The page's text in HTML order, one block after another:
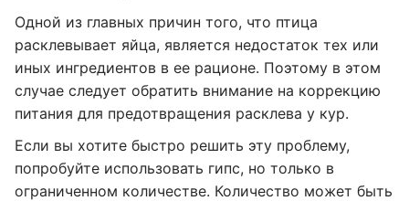
Одной из главных причин того, что птица
расклевывает яйца, является недостаток тех или
иных ингредиентов в ее рационе. Поэтому в этом
случае следует обратить внимание на коррекцию
питания для предотвращения расклева у кур.
Если вы хотите быстро решить эту проблему,
попробуйте использовать гипс, но только в
ограниченном количестве. Количество может быть